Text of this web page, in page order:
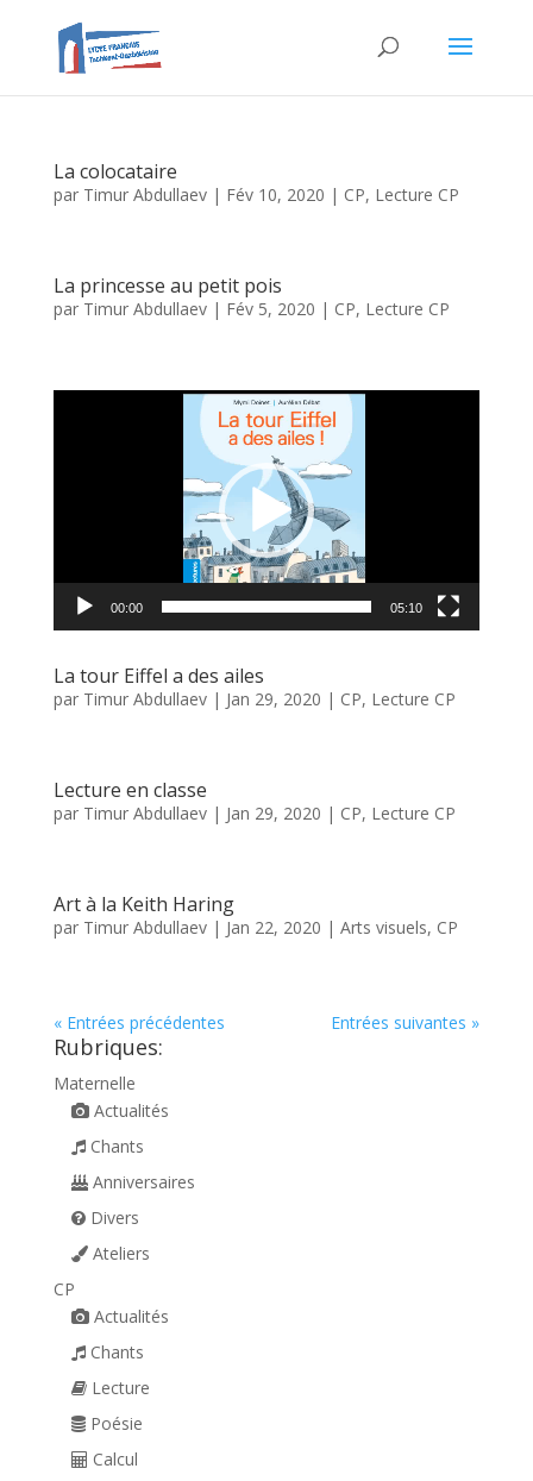
La colocataire
par Timur Abdullaev| Fév 10, 2020 | CP, Lecture CP
La princesse au petit pois
par Timur Abdullaev| Fév 5, 2020 | CP, Lecture CP
00:00 05:10
La tour Eiffel a des ailes
par Timur Abdullaev| Jan 29, 2020 | CP, Lecture CP
Lecture en classe
par Timur Abdullaev| Jan 29, 2020 | CP, Lecture CP
Art à la Keith Haring
par Timur Abdullaev| Jan 22, 2020 | Arts visuels, CP
« Entrées précédentes Entrées suivantes »
Rubriques:
Maternelle
Actualités
Chants
Anniversaires
Divers
Ateliers
CP
Actualités
Chants
Lecture
Poésie
Calcul